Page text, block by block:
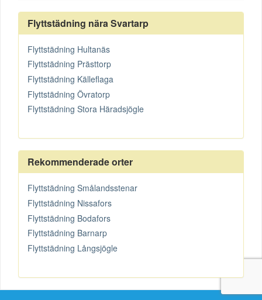
Flyttstädning nära Svartarp
Flyttstädning Hultanäs
Flyttstädning Prästtorp
Flyttstädning Källeflaga
Flyttstädning Övratorp
Flyttstädning Stora Häradsjögle
Rekommenderade orter
Flyttstädning Smålandsstenar
Flyttstädning Nissafors
Flyttstädning Bodafors
Flyttstädning Barnarp
Flyttstädning Långsjögle